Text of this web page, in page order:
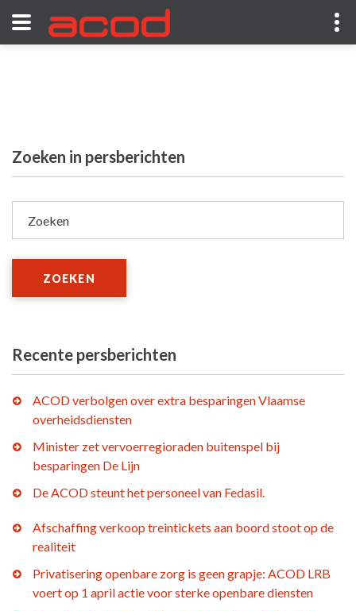
Zoeken in persberichten
Zoeken
ZOEKEN
Recente persberichten
ACOD verbolgen over extra besparingen Vlaamse
overheidsdiensten
Minister zet vervoerregioraden buitenspel bij
besparingen De Lijn
De ACOD steunt het personeel van Fedasil.
Afschaffing verkoop treintickets aan boord stoot op de
realiteit
Privatisering openbare zorg is geen grapje: ACOD LRB
voert op 1 april actie voor sterke openbare diensten